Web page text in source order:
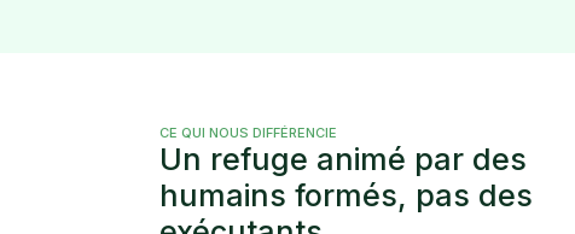
CE QUI NOUS DIFFÉRENCIE
Un refuge animé par des
humains formés, pas des